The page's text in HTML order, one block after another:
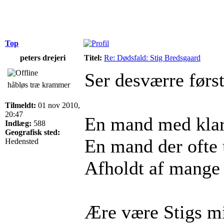
Top
peters drejeri
Titel: Re: Dødsfald: Stig Bredsgaard
håbløs træ krammer
Tilmeldt: 01 nov 2010,
20:47
Indlæg: 588
Geografisk sted:
Hedensted
Ser desværre
En mand med
En mand der
Afholdt af mange
Ære være Stigs